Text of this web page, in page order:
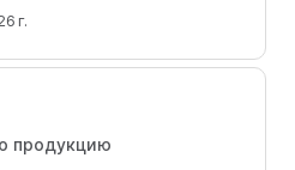
г.
продукцию